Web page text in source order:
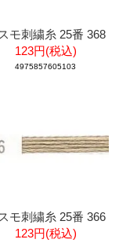
モ刺繍糸 25番 368
123円(税込)
4975857605103
モ刺繍糸 25番 366
123円(税込)